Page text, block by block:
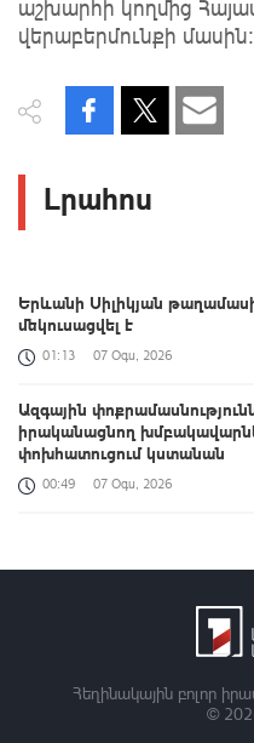
աշխարհի կողմից
վերաբերմունքի մասին:
Լրահոս
Երևանի Սիլիկյան
մեկուսացվել է
01:13 07 Օգս, 2026
Ազգային
իրականացնող
փոխհատուցում կստանան
00:49 07 Օգս, 2026
Բացահայտելով
համալիրն էՀեղինակային բոլոր
©